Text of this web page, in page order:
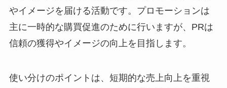
やイメージを届ける活動です。プロモーションは
主に一時的な購買促進のために行いますが、PRは
信頼の獲得やイメージの向上を目指します。
使い分けのポイントは、短期的な売上向上を重視